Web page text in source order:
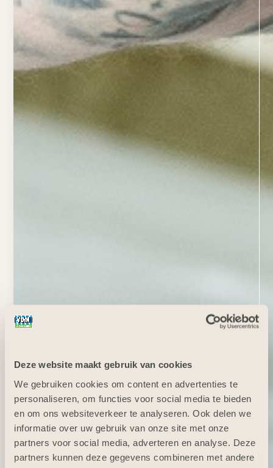
Deze website maakt gebruik van cookies
We gebruiken cookies om content en advertenties te
personaliseren, om functies voor social media te bieden
en om ons websiteverkeer te analyseren. Ook delen we
informatie over uw gebruik van onze site met onze
partners voor social media, adverteren en analyse. Deze
partners kunnen deze gegevens combineren met andere